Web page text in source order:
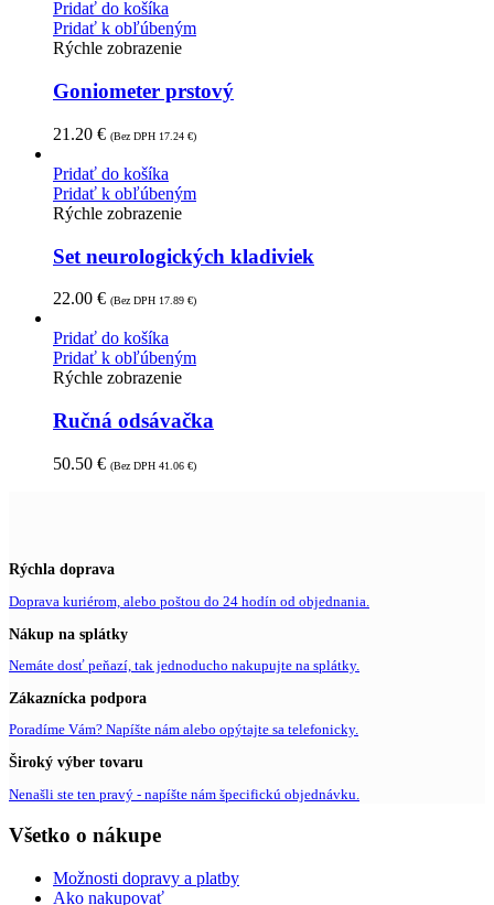
Pridať do košíka
Pridať k obľúbeným
Rýchle zobrazenie
Goniometer prstový
21.20 € (Bez DPH 17.24 €)
Pridať do košíka
Pridať k obľúbeným
Rýchle zobrazenie
Set neurologických kladiviek
22.00 € (Bez DPH 17.89 €)
Pridať do košíka
Pridať k obľúbeným
Rýchle zobrazenie
Ručná odsávačka
50.50 € (Bez DPH 41.06 €)
Rýchla doprava
Doprava kuriérom, alebo poštou do 24 hodín od objednania.
Nákup na splátky
Nemáte dosť peňazí, tak jednoducho nakupujte na splátky.
Zákaznícka podpora
Poradíme Vám? Napíšte nám alebo opýtajte sa telefonicky.
Široký výber tovaru
Nenašli ste ten pravý - napíšte nám špecifickú objednávku.
Všetko o nákupe
Možnosti dopravy a platby
Ako nakupovať